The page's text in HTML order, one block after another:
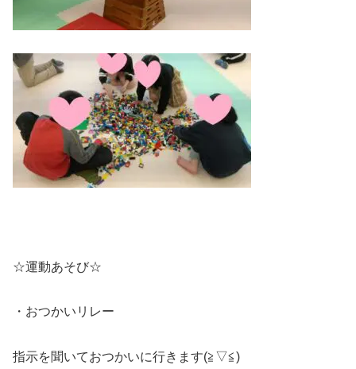
☆運動あそび☆
・おつかいリレー
指示を聞いておつかいに行きます(≧▽≦)